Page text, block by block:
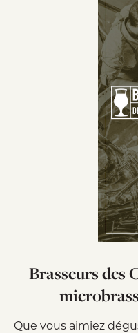
Brasseurs des
Que vous aimiez